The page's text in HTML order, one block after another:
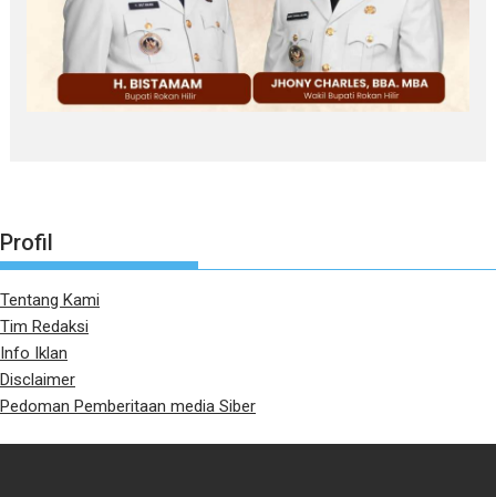
Profil
Tentang Kami
Tim Redaksi
Info Iklan
Disclaimer
Pedoman Pemberitaan media Siber